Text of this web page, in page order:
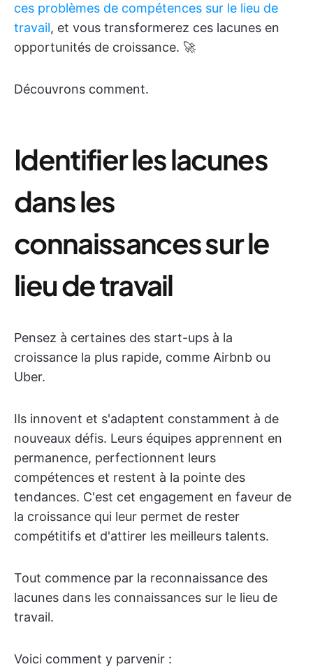
ces problèmes de compétences sur le lieu de
travail, et vous transformerez ces lacunes en
opportunités de croissance. 🚀
Découvrons comment.
Identifier les lacunes
dans les
connaissances sur le
lieu de travail
Pensez à certaines des start-ups à la
croissance la plus rapide, comme Airbnb ou
Uber.
Ils innovent et s'adaptent constamment à de
nouveaux défis. Leurs équipes apprennent en
permanence, perfectionnent leurs
compétences et restent à la pointe des
tendances. C'est cet engagement en faveur de
la croissance qui leur permet de rester
compétitifs et d'attirer les meilleurs talents.
Tout commence par la reconnaissance des
lacunes dans les connaissances sur le lieu de
travail.
Voici comment y parvenir :